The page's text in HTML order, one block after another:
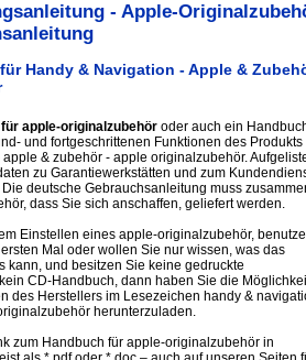
- Apple-
Handy & Navigation - Apple &
apple-originalzubehöroder auch ein
und fortgeschrittenen Funktionen des Produkts
& zubehör - apple originalzubehör.
zu Garantiewerkstätten und zum
deutsche Gebrauchsanleitung muss
dass Sie sich anschaffen, geliefert werden.
Einstellen eines apple-originalzubehör,
Mal oder wollen Sie nur wissen, was das
kann, und besitzen Sie keine gedruckte
CD-Handbuch, dann haben Sie die
des Herstellers im Lesezeichen handy &
herunterzuladen.
zum Handbuch für apple-originalzubehör in